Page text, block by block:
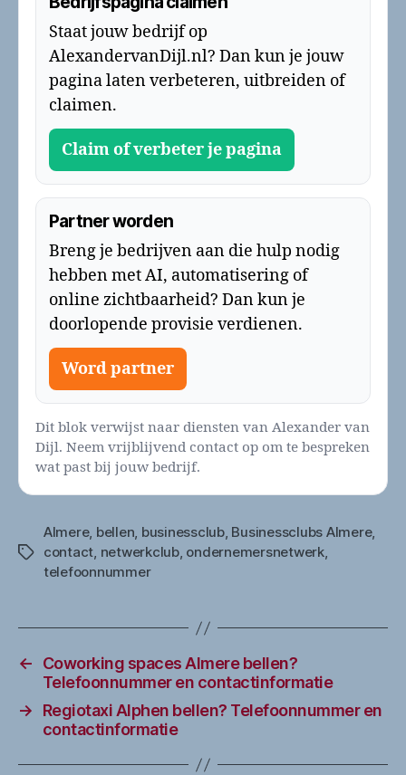
Staat jouw bedrijf op
AlexandervanDijl.nl? Dan kun je jouw
pagina laten verbeteren, uitbreiden of
claimen.
Claim of verbeter je pagina
Partner worden
Breng je bedrijven aan die hulp nodig
hebben met AI, automatisering of
online zichtbaarheid? Dan kun je
doorlopende provisie verdienen.
Word partner
Dit blok verwijst naar diensten van Alexander van
Dijl. Neem vrijblijvend contact op om te bespreken
wat past bij jouw bedrijf.
Tags
Almere, bellen, businessclub, Businessclubs Almere,
contact, netwerkclub, ondernemersnetwerk,
telefoonnummer
←
Coworking spaces Almere bellen?
Telefoonnummer en contactinformatie
→
Regiotaxi Alphen bellen? Telefoonnummer en
contactinformatie